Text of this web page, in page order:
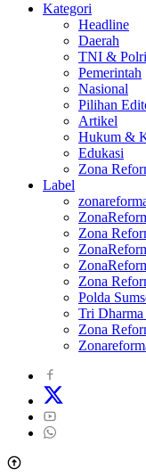
Kategori
Headline
Daerah
TNI & Polri
Pemerintah
Nasional
Pilihan
Artikel
Hukum &
Edukasi
Zona
Label
Zona
Zona
Polda
Tri Dharma
Zona